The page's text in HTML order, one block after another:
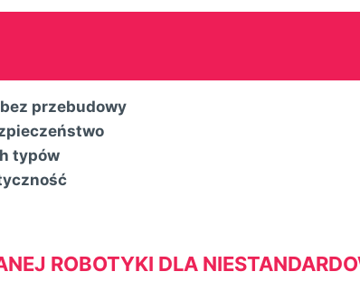
przebudowy
typów
ROBOTYKI DLA